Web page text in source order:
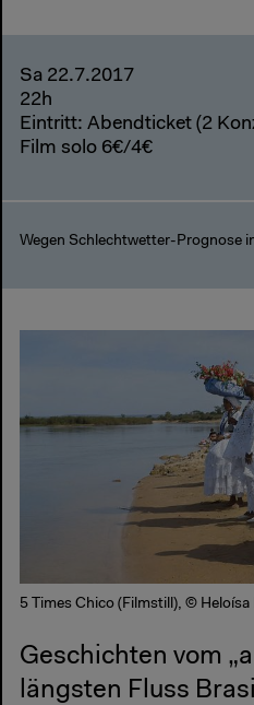
Sa 22.7.2017
22h
Eintritt: Abendticket (2
Film solo 6€/4€
Wegen Schlechtwetter-Prognose
5 Times Chico (Filmstill), © Heloísa
Geschichten vom
längsten Fluss